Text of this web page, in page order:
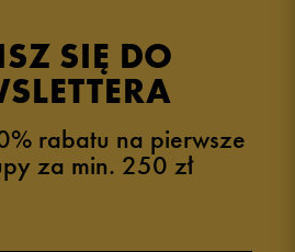
SIĘ DO
rabatu na pierwsze
za min. 250 zł